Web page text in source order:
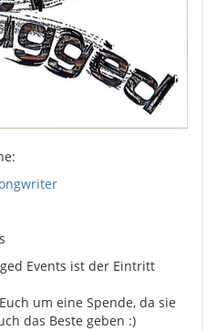
Events ist der Eintritt
um eine Spende, da sie
das Beste geben :)